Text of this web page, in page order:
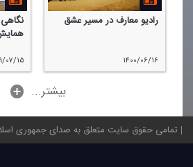
رادیو معارف در مسیر عشق
۱۴۰۰/۰۶/۱۶
نگاهی
۱۳۹۹/
...بیشتر
تمامی حقوق سایت متعلق به صدای جمهوری